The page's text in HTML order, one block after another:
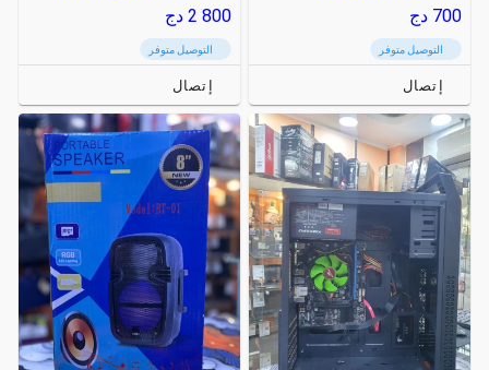
700 دج
التوصيل متوفر
إتصال
2 800 دج
التوصيل متوفر
إتصال